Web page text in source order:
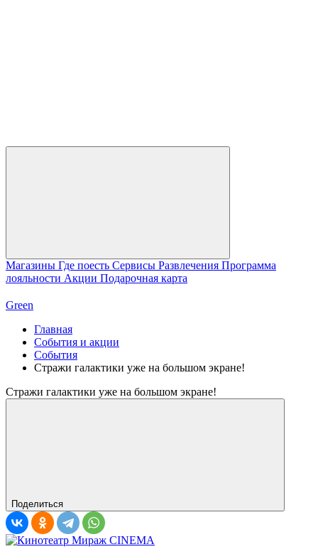
Магазины Где поесть Сервисы Развлечения Программа
лояльности Акции Подарочная карта
Green
Главная
События и акции
События
Стражи галактики уже на большом экране!
Стражи галактики уже на большом экране!
Поделиться